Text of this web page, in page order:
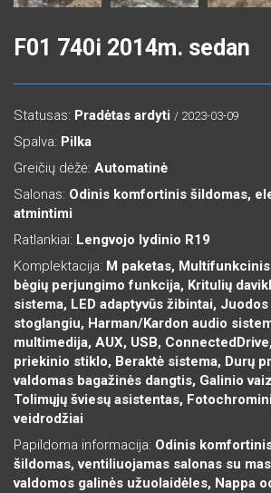
F01 740i 2014m. sedan
Statusas: Pradėtas ardyti / 2023-03-09
Spalva: Pilka
Greičių dėžė: Automatinė
Salonas: Odinis komfortinis šildomas,
atmintimi
Ratlankiai: Lengvojo lydinio R19
Komplektacija: M paketas,
bėgių perjungimo funkcija, Kritulių
sistema, LED adaptyvūs žibintai,
stoglangiu, Harman/Kardon audio
multimedija, AUX, USB,
priekinio stiklo, Beraktė sistema, Durų
valdomas bagažinės dangtis, Galinio
Tolimųjų šviesų asistentas,
veidrodžiai
Papildoma informacija: Odinis
šildomas, ventiliuojamas salonas su
valdomos galinės užuolaidėles, Nappa